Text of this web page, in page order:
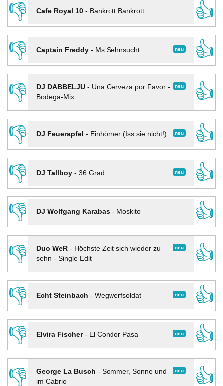
👎
Cafe Royal 10- Bankrott Bankrott
👍
👎
neu
Captain Freddy- Ms Sehnsucht
👍
👎
neu
DJ DABBELJU- Una Cerveza por Favor -
Bodega-Mix
👍
👎
neu
DJ Feuerapfel - Einhörner (Iss sie nicht!)
👍
👎
neu
DJ Tallboy- 36 Grad
👍
👎
DJ Wolfgang Karabas- Moskito
👍
👎
neu
Duo WeR- Höchste Zeit sich wieder zu
sehn - Single Edit
👍
👎
neu
Echt Steinbach - Wegwerfsoldat
👍
👎
neu
Elvira Fischer- El Condor Pasa
👍
👎
neu
George La Busch - Sommer, Sonne und
im Cabrio
👍